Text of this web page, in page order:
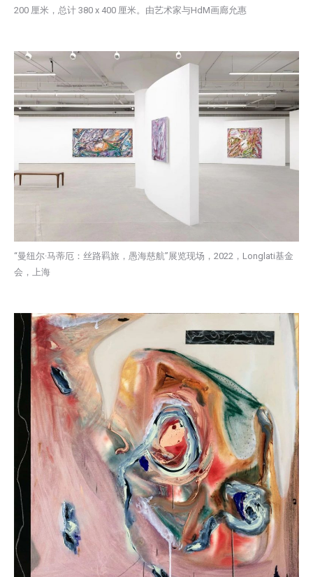
200 厘米，总计 380 x 400 厘米。由艺术家与HdM画廊允惠
“曼纽尔·马蒂厄：丝路羁旅，愚海慈航”展览现场，2022，Longlati基金
会，上海